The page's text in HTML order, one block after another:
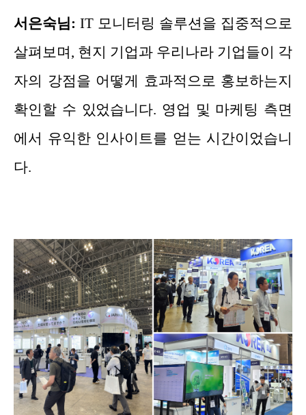
서은숙님: IT 모니터링 솔루션을 집중적으로
살펴보며, 현지 기업과 우리나라 기업들이 각
자의 강점을 어떻게 효과적으로 홍보하는지
확인할 수 있었습니다. 영업 및 마케팅 측면
에서 유익한 인사이트를 얻는 시간이었습니
다.